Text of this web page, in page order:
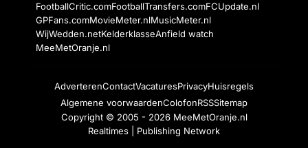
FootballCritic.comFootballTransfers.comFCUpdate.nl
GPFans.comMovieMeter.nlMusicMeter.nl
WijWedden.netKelderklasseAnfield watch
MeeMetOranje.nl
AdverterenContactVacaturesPrivacyHuisregels
Algemene voorwaardenColofonRSSSitemap
Copyright © 2005 - 2026 MeeMetOranje.nl
Realtimes | Publishing Network